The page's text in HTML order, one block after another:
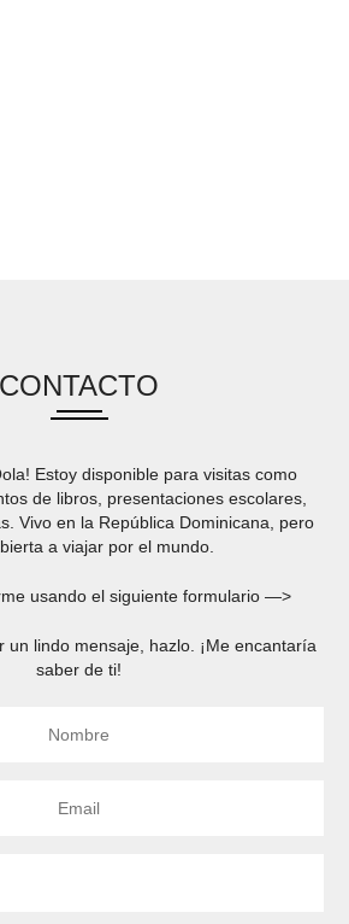
CONTACTO
Estoy disponible para visitas como
de libros, presentaciones escolares,
Vivo en la República Dominicana, pero
a viajar por el mundo.
usando el siguiente formulario —>
un lindo mensaje, hazlo. ¡Me encantaría
saber de ti!